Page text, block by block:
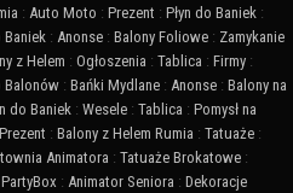
: Auto Moto : Prezent : Płyn do Baniek :
Baniek : Anonse : Balony Foliowe : Zamykanie
z Helem : Ogłoszenia : Tablica : Firmy :
Balonów : Bańki Mydlane : Anonse : Balony na
do Baniek : Wesele : Tablica : Pomysł na
: Balony z Helem Rumia : Tatuaże :
Animatora : Tatuaże Brokatowe :
PartyBox : Animator Seniora : Dekoracje